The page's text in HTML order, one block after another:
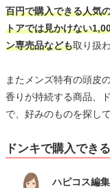
百円で購入できる人気
トアでは見かけない
ン専売品なども取り扱
またメンズ特有の頭皮
香りが持続する商品、
で、好みのものを探し
ドンキで購入でき
ハピコス編